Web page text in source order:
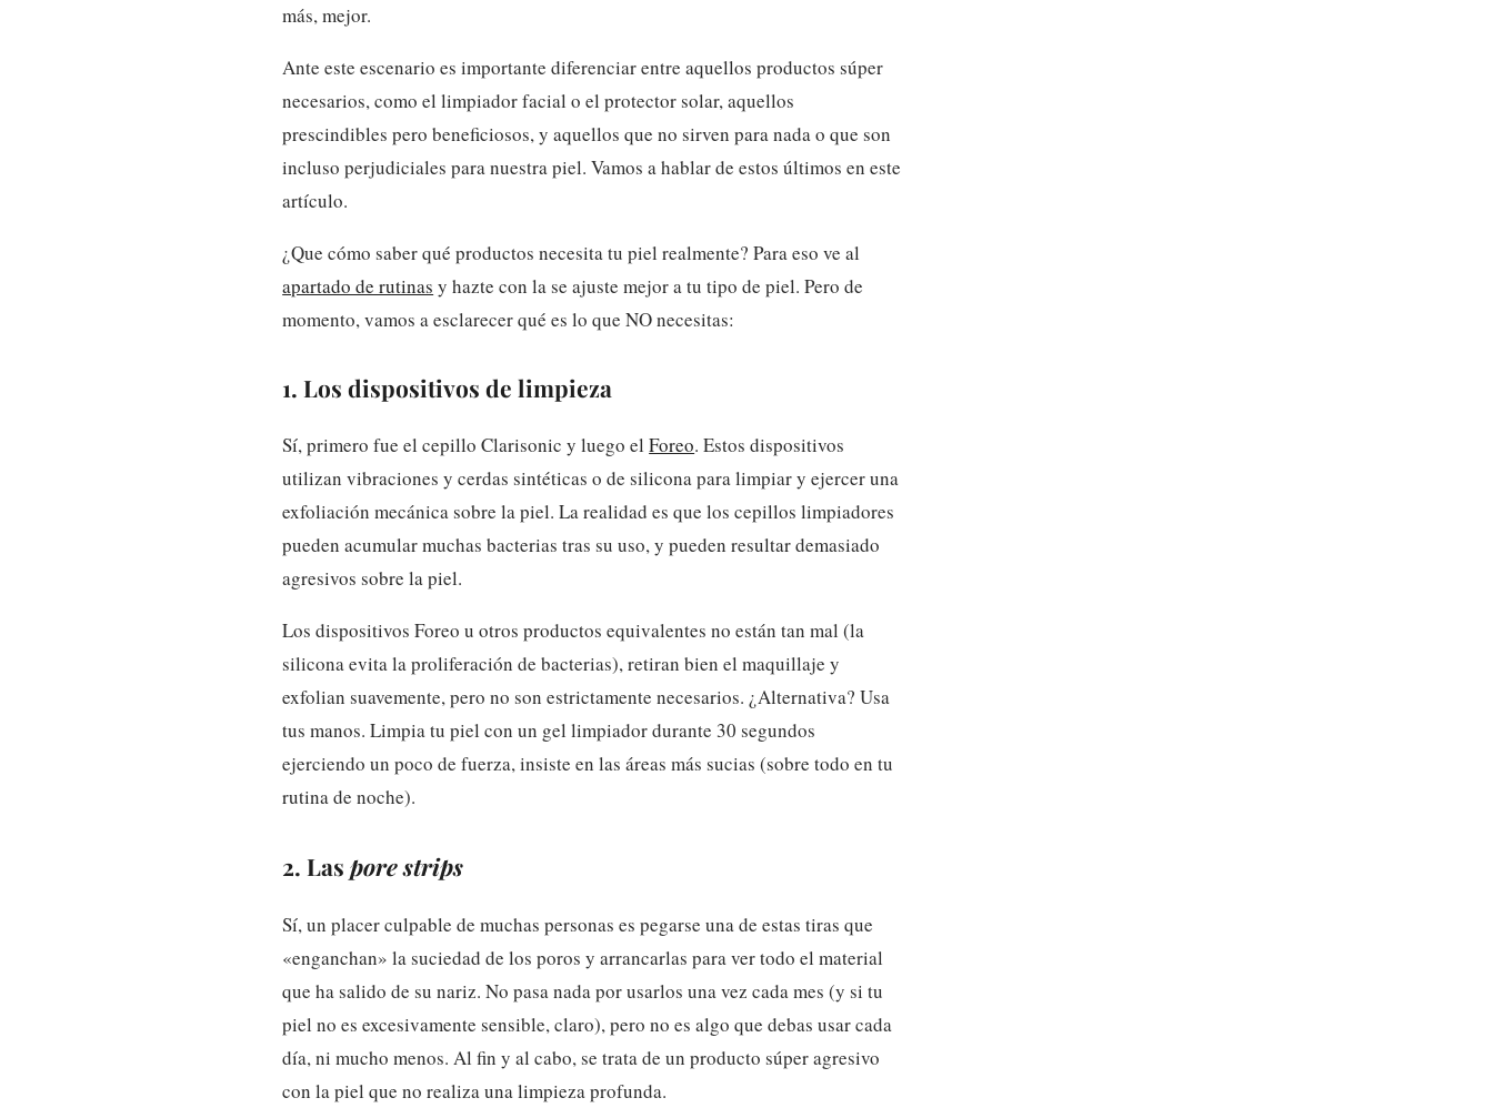
más, mejor.
Ante este escenario es importante diferenciar entre aquellos productos súper
necesarios, como el limpiador facial o el protector solar, aquellos
prescindibles pero beneficiosos, y aquellos que no sirven para nada o que son
incluso perjudiciales para nuestra piel. Vamos a hablar de estos últimos en este
artículo.
¿Que cómo saber qué productos necesita tu piel realmente? Para eso ve al
apartado de rutinas y hazte con la se ajuste mejor a tu tipo de piel. Pero de
momento, vamos a esclarecer qué es lo que NO necesitas:
1. Los dispositivos de limpieza
Sí, primero fue el cepillo Clarisonic y luego elForeo. Estos dispositivos
utilizan vibraciones y cerdas sintéticas o de silicona para limpiar y ejercer una
exfoliación mecánica sobre la piel. La realidad es que los cepillos limpiadores
pueden acumular muchas bacterias tras su uso, y pueden resultar demasiado
agresivos sobre la piel.
Los dispositivos Foreo u otros productos equivalentes no están tan mal (la
silicona evita la proliferación de bacterias), retiran bien el maquillaje y
exfolian suavemente, pero no son estrictamente necesarios. ¿Alternativa? Usa
tus manos. Limpia tu piel con un gel limpiador durante 30 segundos
ejerciendo un poco de fuerza, insiste en las áreas más sucias (sobre todo en tu
rutina de noche).
2. Laspore strips
Sí, un placer culpable de muchas personas es pegarse una de estas tiras que
«enganchan» la suciedad de los poros y arrancarlas para ver todo el material
que ha salido de su nariz. No pasa nada por usarlos una vez cada mes (y si tu
piel no es excesivamente sensible, claro), pero no es algo que debas usar cada
día, ni mucho menos. Al fin y al cabo, se trata de un producto súper agresivo
con la piel que no realiza una limpieza profunda.